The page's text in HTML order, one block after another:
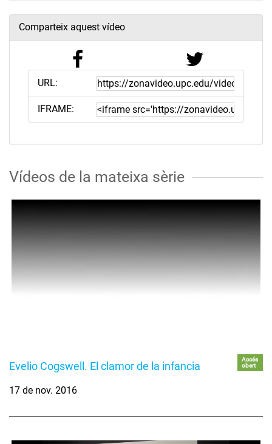
Comparteix aquest vídeo
URL:
IFRAME:
Vídeos de la mateixa sèrie
Evelio Cogswell. El clamor de la infancia
Accés
obert
17 de nov. 2016